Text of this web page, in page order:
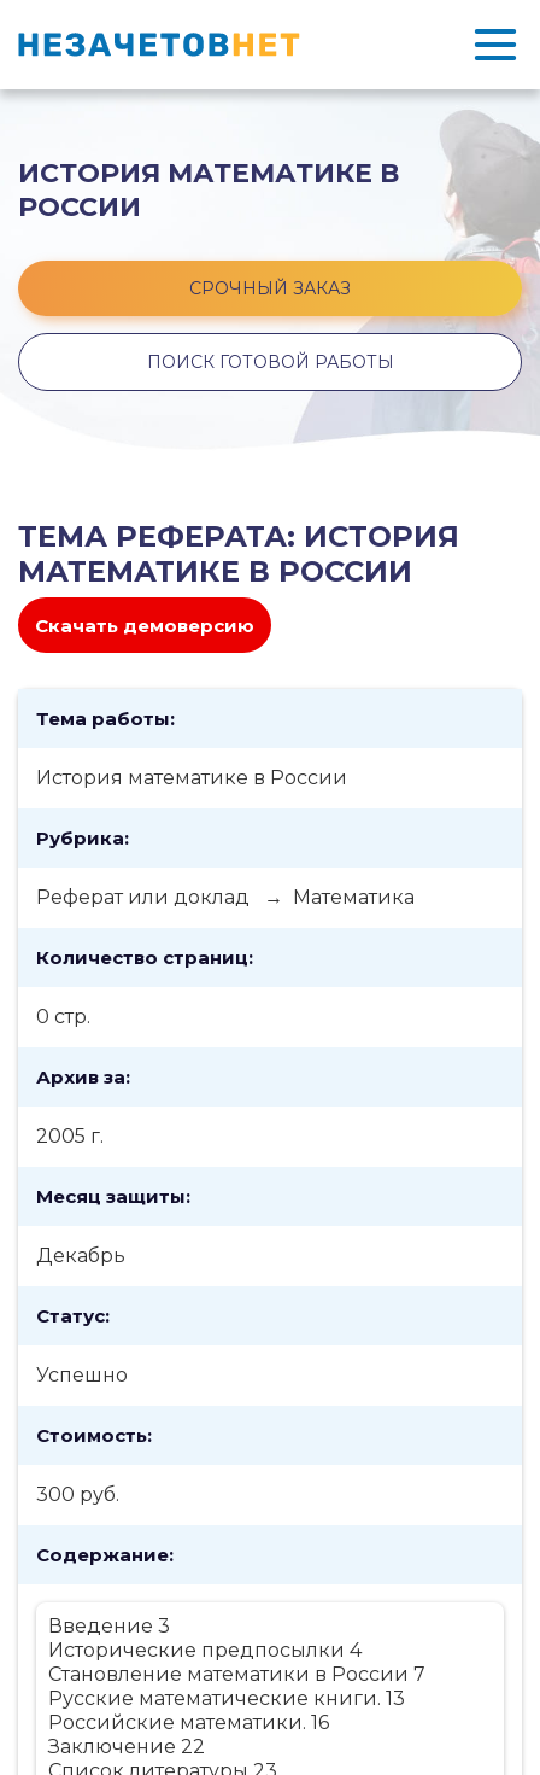
ИСТОРИЯ МАТЕМАТИКЕ В
РОССИИ
СРОЧНЫЙ ЗАКАЗ
ПОИСК ГОТОВОЙ РАБОТЫ
ТЕМА РЕФЕРАТА: ИСТОРИЯ
МАТЕМАТИКЕ В РОССИИ
Скачать демоверсию
Тема работы:
История математике в России
Рубрика:
Реферат или доклад → Математика
Количество страниц:
0 стр.
Архив за:
2005 г.
Месяц защиты:
Декабрь
Статус:
Успешно
Стоимость:
300 руб.
Содержание:
Введение 3
Исторические предпосылки 4
Становление математики в России 7
Русские математические книги. 13
Российские математики. 16
Заключение 22